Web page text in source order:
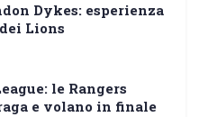
Dykes: esperienza
Lions
le Rangers
e volano in finale